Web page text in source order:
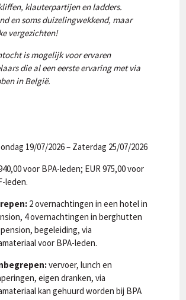
klauterpartijen en ladders.
en soms duizelingwekkend, maar
vergezichten!
is mogelijk voor ervaren
die al een eerste ervaring met via
in België.
19/07/2026 – Zaterdag 25/07/2026
voor BPA-leden; EUR 975,00 voor
leden.
2 overnachtingen in een hotel in
4 overnachtingen in berghutten
begeleiding, via
voor BPA-leden.
vervoer, lunch en
eigen dranken, via
kan gehuurd worden bij BPA